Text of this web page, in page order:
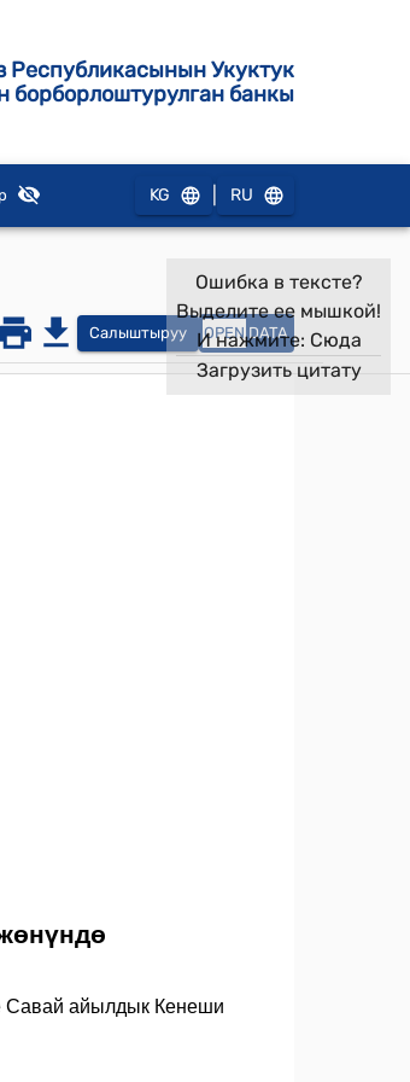
Республикасынын Укуктук
борборлоштурулган банкы
KG RU
Салыштыруу OPEN DATA
Ошибка в тексте?
Выделите ее мышкой!
И нажмите: Сюда
Загрузить цитату